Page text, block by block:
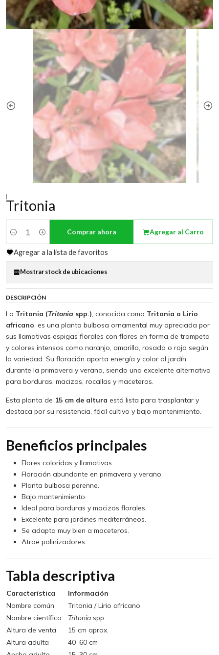
|
Tritonia
Cantidad
Agregar al Carro
Comprar ahora
Agregar a la lista de favoritos
Mostrar stock de ubicaciones
DESCRIPCIÓN
La Tritonia (Tritoniaspp.) , conocida como Tritonia o Lirio
africano , es una planta bulbosa ornamental muy apreciada por
sus llamativas espigas florales con flores en forma de trompeta
y colores intensos como naranjo, amarillo, rosado o rojo según
la variedad. Su floración aporta energía y color al jardín
durante la primavera y verano, siendo una excelente alternativa
para borduras, macizos, rocallas y maceteros.
Esta planta de 15 cm de altura está lista para trasplantar y
destaca por su resistencia, fácil cultivo y bajo mantenimiento.
Beneficios principales
Flores coloridas y llamativas.
Floración abundante en primavera y verano.
Planta bulbosa perenne.
Bajo mantenimiento.
Ideal para borduras y macizos florales.
Excelente para jardines mediterráneos.
Se adapta muy bien a maceteros.
Atrae polinizadores.
Tabla descriptiva
Característica
Información
Nombre común
Tritonia / Lirio africano
Nombre científico
Tritoniaspp.
Altura de venta
15 cm aprox.
Altura adulta
40–60 cm